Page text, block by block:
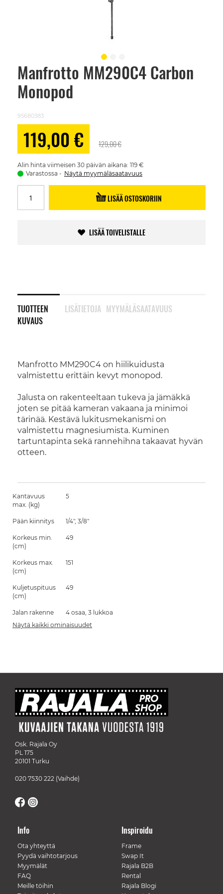
Manfrotto MM290C4 Carbon
Monopod
95680383
119,00 € 129,00 €
Alin hinta viimeisen 30 päivän aikana: 119 €
Varastossa
Näytä myymäläsaatavuus
LISÄÄ OSTOSKORIIN
LISÄÄ TOIVELISTALLE
TUOTTEEN
KUVAUS
Manfrotto MM290C4 on hiilikuidusta
valmistettu erittäin kevyt monopod.
Jalusta on rakenteeltaan tukeva ja jämäkkä
joten se pitää kameran vakaana ja minimoi
tärinää. Kestävä lukitusmekanismi on
valmistettu magnesiumista. Kuminen
tartuntapinta sekä rannehihna takaavat hyvän
otteen.
LISÄTIETOJA MYYMÄLÄSAATAVUUS
Skip
beginning
images
gallery
Kantavuus
max. (kg)
5
Pään kiinnitys 1/4", 3/8"
Korkeus min.
(cm)
49
Korkeus max.
(cm)
151
Kuljetuspituus
(cm)
49
Jalan rakenne
4 osaa, 3 lukkoa
Näytä kaikki ominaisuudet
Osk. Rajala Oy
PL 175
20101 Turku
020 7530 222 (Vaihde)
Info
Ota yhteyttä
Pyydä vaihtotarjous
Myymälät
FAQ
Meille töihin
Inspiroidu
Frame
Swap It
Rajala B2B
Rental
Rajala Blogi